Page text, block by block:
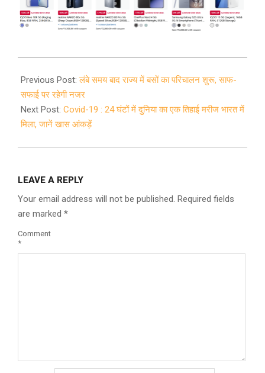
08-
25
Previous Post:लंबे समय बाद राज्य में बसों का परिचालन शुरू, साफ-
सफाई पर रहेगी नजर
Next Post: Covid-19 : 24 घंटों में दुनिया का एक तिहाई मरीज भारत में
मिला, जानें खास आंकड़ें
LEAVE A REPLY
Your email address will not be published. Required fields
are marked *
Comment
*